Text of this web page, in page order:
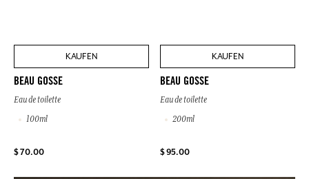
KAUFEN
BEAU GOSSE
Eau de toilette
100ml
$ 70.00
KAUFEN
BEAU GOSSE
Eau de toilette
200ml
$ 95.00